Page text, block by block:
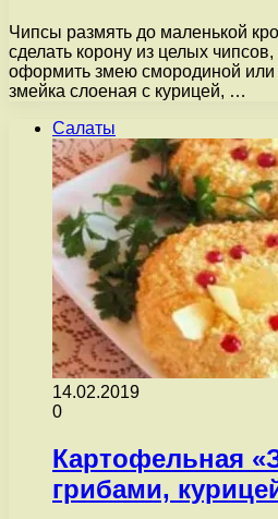
Чипсы размять до маленькой
сделать корону из целых чипсов,
оформить змею смородиной
змейка слоеная с курицей, …
Салаты
14.02.2019
0
Картофельная
грибами,